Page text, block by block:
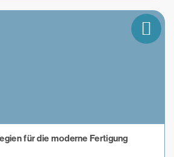
für die moderne Fertigung